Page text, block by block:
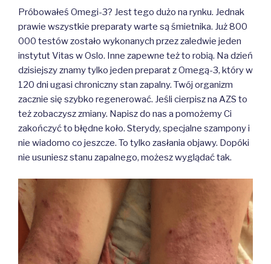
Próbowałeś Omegi-3? Jest tego dużo na rynku. Jednak
prawie wszystkie preparaty warte są śmietnika. Już 800
000 testów zostało wykonanych przez zaledwie jeden
instytut Vitas w Oslo. Inne zapewne też to robią. Na dzień
dzisiejszy znamy tylko jeden preparat z Omegą-3, który w
120 dni ugasi chroniczny stan zapalny. Twój organizm
zacznie się szybko regenerować. Jeśli cierpisz na AZS to
też zobaczysz zmiany. Napisz do nas a pomożemy Ci
zakończyć to błędne koło. Sterydy, specjalne szampony i
nie wiadomo co jeszcze. To tylko zasłania objawy. Dopóki
nie usuniesz stanu zapalnego, możesz wyglądać tak.